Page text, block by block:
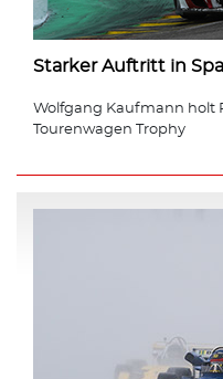
Starker Auftritt in
Wolfgang Kaufmann holt
Tourenwagen Trophy